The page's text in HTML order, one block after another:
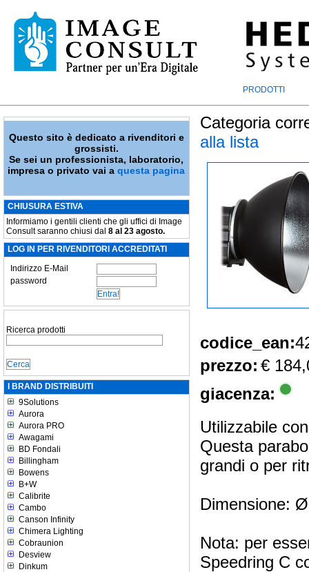
PRODOTTI
Questo sito è dedicato a rivenditori e
grossisti.
Se sei un professionista, laboratorio,
impresa o privato vai aquesta pagina
CHIUSURA ESTIVA
Informiamo i gentili clienti che gli uffici di Image
Consult saranno chiusi dal 8 al 23 agosto.
LOG IN PER RIVENDITORI ACCREDITATI
Indirizzo E-Mail
password
Ricerca prodotti
I BRAND DISTRIBUITI
9Solutions
Aurora
Aurora PRO
Awagami
BD Fondali
Billingham
Bowens
B+W
Calibrite
Cambo
Canson Infinity
Chimera Lighting
Cobraunion
Desview
Dinkum
Categoria
alla lista
codice_ean:
prezzo: €
giacenza:
Utilizzabile
Questa
grandi o per
Dimensione:
Nota: per
Speedring C